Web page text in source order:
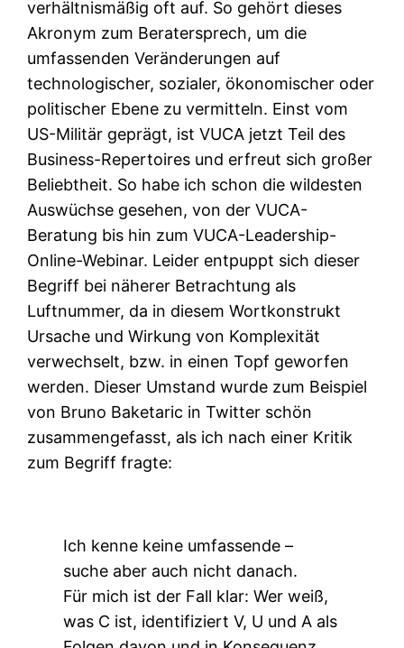
verhältnismäßig oft auf. So gehört dieses
Akronym zum Beratersprech, um die
umfassenden Veränderungen auf
technologischer, sozialer, ökonomischer oder
politischer Ebene zu vermitteln. Einst vom
US-Militär geprägt, ist VUCA jetzt Teil des
Business-Repertoires und erfreut sich großer
Beliebtheit. So habe ich schon die wildesten
Auswüchse gesehen, von der VUCA-
Beratung bis hin zum VUCA-Leadership-
Online-Webinar. Leider entpuppt sich dieser
Begriff bei näherer Betrachtung als
Luftnummer, da in diesem Wortkonstrukt
Ursache und Wirkung von Komplexität
verwechselt, bzw. in einen Topf geworfen
werden. Dieser Umstand wurde zum Beispiel
von Bruno Baketaric in Twitter schön
zusammengefasst, als ich nach einer Kritik
zum Begriff fragte:
Ich kenne keine umfassende –
suche aber auch nicht danach.
Für mich ist der Fall klar: Wer weiß,
was C ist, identifiziert V, U und A als